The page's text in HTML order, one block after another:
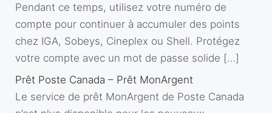
Pendant ce temps, utilisez votre numéro de
compte pour continuer à accumuler des points
chez IGA, Sobeys, Cineplex ou Shell. Protégez
votre compte avec un mot de passe solide […]
Prêt Poste Canada – Prêt MonArgent
Le service de prêt MonArgent de Poste Canada